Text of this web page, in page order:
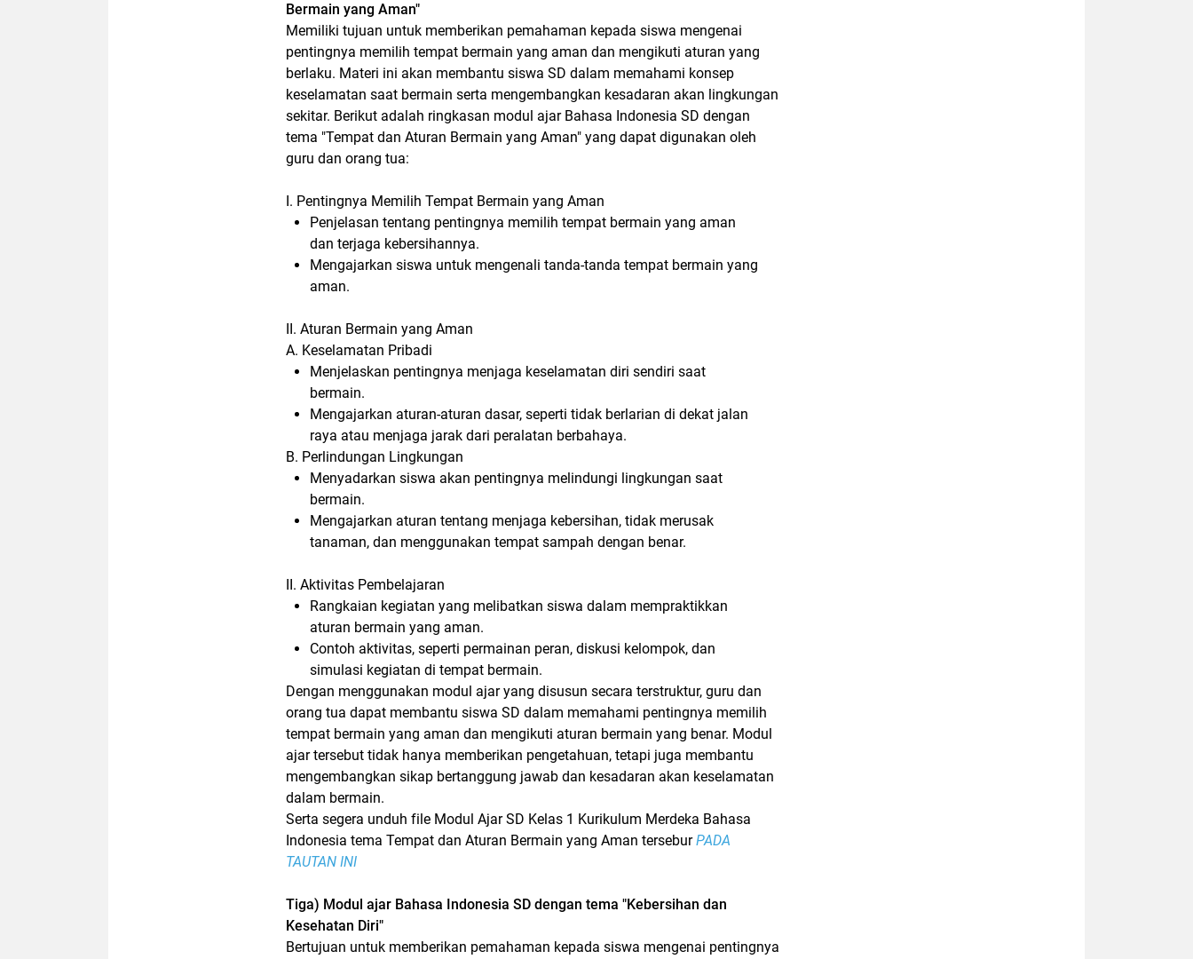
Bermain yang Aman"
Memiliki tujuan untuk memberikan pemahaman kepada siswa mengenai
pentingnya memilih tempat bermain yang aman dan mengikuti aturan yang
berlaku. Materi ini akan membantu siswa SD dalam memahami konsep
keselamatan saat bermain serta mengembangkan kesadaran akan lingkungan
sekitar. Berikut adalah ringkasan modul ajar Bahasa Indonesia SD dengan
tema "Tempat dan Aturan Bermain yang Aman" yang dapat digunakan oleh
guru dan orang tua:
I. Pentingnya Memilih Tempat Bermain yang Aman
Penjelasan tentang pentingnya memilih tempat bermain yang aman
dan terjaga kebersihannya.
Mengajarkan siswa untuk mengenali tanda-tanda tempat bermain yang
aman.
II. Aturan Bermain yang Aman
A. Keselamatan Pribadi
Menjelaskan pentingnya menjaga keselamatan diri sendiri saat
bermain.
Mengajarkan aturan-aturan dasar, seperti tidak berlarian di dekat jalan
raya atau menjaga jarak dari peralatan berbahaya.
B. Perlindungan Lingkungan
Menyadarkan siswa akan pentingnya melindungi lingkungan saat
bermain.
Mengajarkan aturan tentang menjaga kebersihan, tidak merusak
tanaman, dan menggunakan tempat sampah dengan benar.
II. Aktivitas Pembelajaran
Rangkaian kegiatan yang melibatkan siswa dalam mempraktikkan
aturan bermain yang aman.
Contoh aktivitas, seperti permainan peran, diskusi kelompok, dan
simulasi kegiatan di tempat bermain.
Dengan menggunakan modul ajar yang disusun secara terstruktur, guru dan
orang tua dapat membantu siswa SD dalam memahami pentingnya memilih
tempat bermain yang aman dan mengikuti aturan bermain yang benar. Modul
ajar tersebut tidak hanya memberikan pengetahuan, tetapi juga membantu
mengembangkan sikap bertanggung jawab dan kesadaran akan keselamatan
dalam bermain.
Serta segera unduh file Modul Ajar SD Kelas 1 Kurikulum Merdeka Bahasa
Indonesia tema Tempat dan Aturan Bermain yang Aman terseburPADA
TAUTAN INI
Tiga) Modul ajar Bahasa Indonesia SD dengan tema "Kebersihan dan
Kesehatan Diri"
Bertujuan untuk memberikan pemahaman kepada siswa mengenai pentingnya